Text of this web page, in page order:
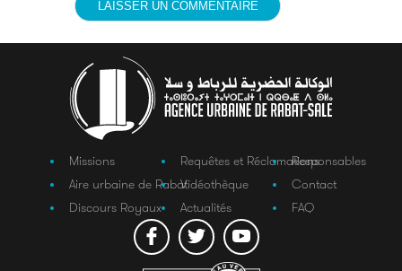
Missions
Aire urbaine de Rabat
Discours Royaux
Requêtes et Réclamations
Vidéothèque
Actualités
Responsables
Contact
FAQ